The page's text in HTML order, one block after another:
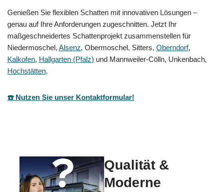
Genießen Sie flexiblen Schatten mit innovativen Lösungen –
genau auf Ihre Anforderungen zugeschnitten. Jetzt Ihr
maßgeschneidertes Schattenprojekt zusammenstellen für
Niedermoschel, Alsenz, Obermoschel, Sitters, Oberndorf,
Kalkofen, Hallgarten (Pfalz) und Mannweiler-Cölln, Unkenbach,
Hochstätten.
☎️ Nutzen Sie unser Kontaktformular!
Qualität &
Moderne